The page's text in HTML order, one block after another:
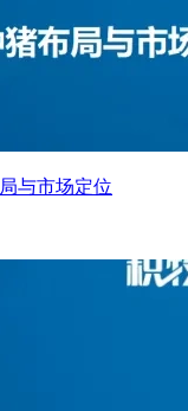
与市场定位